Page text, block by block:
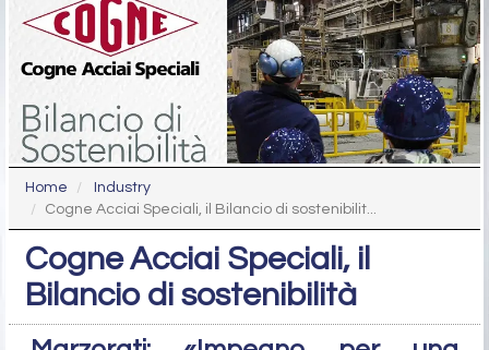
Home
Industry
Cogne Acciai Speciali, il Bilancio di sostenibilit...
Cogne Acciai Speciali, il
Bilancio di sostenibilità